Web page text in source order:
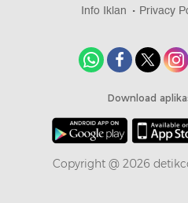
Info Iklan
Privacy
Download
Copyright @ 2026